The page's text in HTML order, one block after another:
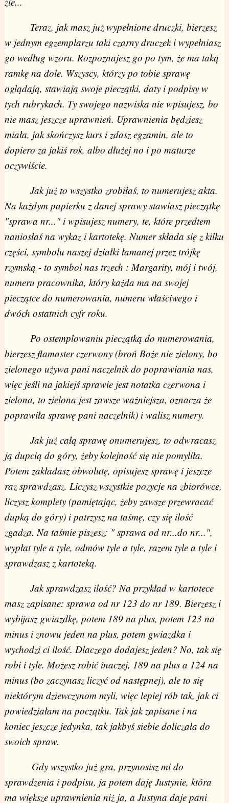
Teraz, jak masz już wypełnione druczki, bierzesz
w jednym egzemplarzu taki czarny druczek i wypełniasz
go według wzoru. Rozpoznajesz go po tym, że ma taką
ramkę na dole. Wszyscy, którzy po tobie sprawę
oglądają, stawiają swoje pieczątki, daty i podpisy w
tych rubrykach. Ty swojego nazwiska nie wpisujesz, bo
nie masz jeszcze uprawnień. Uprawnienia będziesz
miała, jak skończysz kurs i zdasz egzamin, ale to
dopiero za jakiś rok, albo dłużej no i po maturze
oczywiście.
Jak już to wszystko zrobiłaś, to numerujesz akta.
Na każdym papierku z danej sprawy stawiasz pieczątkę
"sprawa nr..." i wpisujesz numery, te, które przedtem
naniosłaś na wykaz i kartotekę. Numer składa się z kilku
części, symbolu naszej działki łamanej przez trójkę
rzymską - to symbol nas trzech : Margarity, mój i twój,
numeru pracownika, który każda ma na swojej
pieczątce do numerowania, numeru właściwego i
dwóch ostatnich cyfr roku.
Po ostemplowaniu pieczątką do numerowania,
bierzesz flamaster czerwony (broń Boże nie zielony, bo
zielonego używa pani naczelnik do poprawiania nas,
więc jeśli na jakiejś sprawie jest notatka czerwona i
zielona, to zielona jest zawsze ważniejsza, oznacza że
poprawiła sprawę pani naczelnik) i walisz numery.
Jak już całą sprawę onumerujesz, to odwracasz
ją dupcią do góry, żeby kolejność się nie pomyliła.
Potem zakładasz obwolutę, opisujesz sprawę i jeszcze
raz sprawdzasz. Liczysz wszystkie pozycje na zbiorówce,
liczysz komplety (pamiętając, żeby zawsze przewracać
dupką do góry) i patrzysz na taśmę, czy się ilość
zgadza. Na taśmie piszesz: " sprawa od nr...do nr...",
wypłat tyle a tyle, odmów tyle a tyle, razem tyle a tyle i
sprawdzasz z kartoteką.
Jak sprawdzasz ilość? Na przykład w kartotece
masz zapisane: sprawa od nr 123 do nr 189. Bierzesz i
wybijasz gwiazdkę, potem 189 na plus, potem 123 na
minus i znowu jeden na plus, potem gwiazdka i
wychodzi ci ilość. Dlaczego dodajesz jeden? No, tak się
robi i tyle. Możesz robić inaczej, 189 na plus a 124 na
minus (bo zaczynasz liczyć od następnej), ale to się
niektórym dziewczynom myli, więc lepiej rób tak, jak ci
powiedziałam na początku. Tak jak zapisane i na
koniec jeszcze jedynka, tak jakbyś siebie doliczała do
swoich spraw.
Gdy wszystko już gra, przynosisz mi do
sprawdzenia i podpisu, ja potem daję Justynie, która
ma większe uprawnienia niż ja, a Justyna daje pani